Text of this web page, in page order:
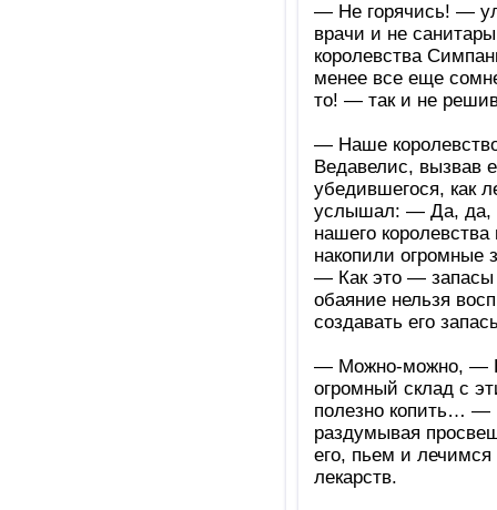
— Не горячись! —
врачи и не
королевства
менее все еще
то! — так и не
— Наше
Ведавелис, вызвав
убедившегося, как
услышал: — Да, да,
нашего
накопили огромные
— Как это — запасы
обаяние нельзя
создавать его
— Можно-можно, —
огромный склад с
полезно копить… —
раздумывая
его, пьем и
лекарств.